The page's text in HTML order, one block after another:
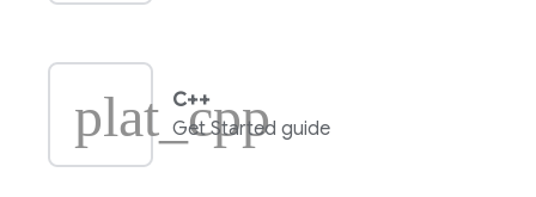
plat_cpp
C++
Get Started guide